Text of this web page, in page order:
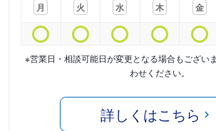
月
火
水
木
金
※営業日・相談可能日が変更となる場合もござい
わせください。
詳しくはこちら